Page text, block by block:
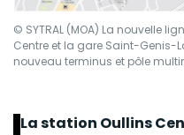
© SYTRAL (MOA) La nouvelle
Centre et la gare Saint-Genis-
nouveau terminus et pôle
La station Oullins